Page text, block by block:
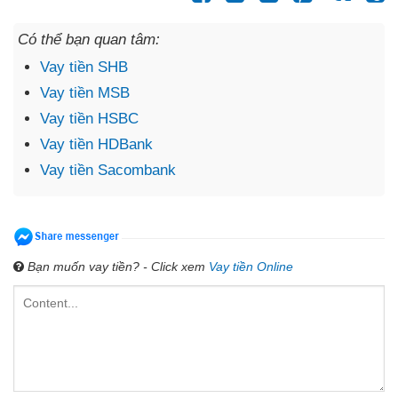
Có thể bạn quan tâm:
Vay tiền SHB
Vay tiền MSB
Vay tiền HSBC
Vay tiền HDBank
Vay tiền Sacombank
Bạn muốn vay tiền? - Click xem Vay tiền Online